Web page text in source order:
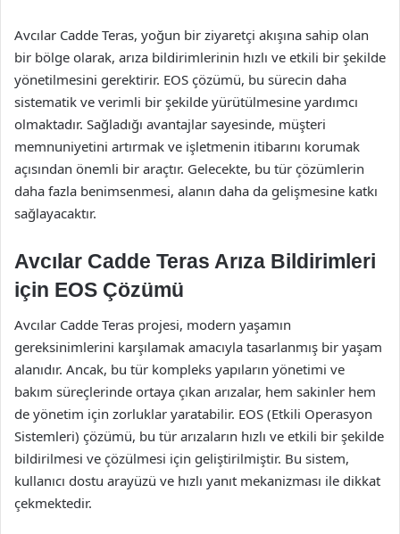
Avcılar Cadde Teras, yoğun bir ziyaretçi akışına sahip olan
bir bölge olarak, arıza bildirimlerinin hızlı ve etkili bir şekilde
yönetilmesini gerektirir. EOS çözümü, bu sürecin daha
sistematik ve verimli bir şekilde yürütülmesine yardımcı
olmaktadır. Sağladığı avantajlar sayesinde, müşteri
memnuniyetini artırmak ve işletmenin itibarını korumak
açısından önemli bir araçtır. Gelecekte, bu tür çözümlerin
daha fazla benimsenmesi, alanın daha da gelişmesine katkı
sağlayacaktır.
Avcılar Cadde Teras Arıza Bildirimleri
için EOS Çözümü
Avcılar Cadde Teras projesi, modern yaşamın
gereksinimlerini karşılamak amacıyla tasarlanmış bir yaşam
alanıdır. Ancak, bu tür kompleks yapıların yönetimi ve
bakım süreçlerinde ortaya çıkan arızalar, hem sakinler hem
de yönetim için zorluklar yaratabilir. EOS (Etkili Operasyon
Sistemleri) çözümü, bu tür arızaların hızlı ve etkili bir şekilde
bildirilmesi ve çözülmesi için geliştirilmiştir. Bu sistem,
kullanıcı dostu arayüzü ve hızlı yanıt mekanizması ile dikkat
çekmektedir.